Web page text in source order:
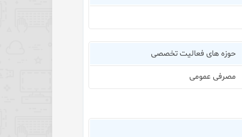
حوزه های فعالیت تخصصی
مصرفی عمومی